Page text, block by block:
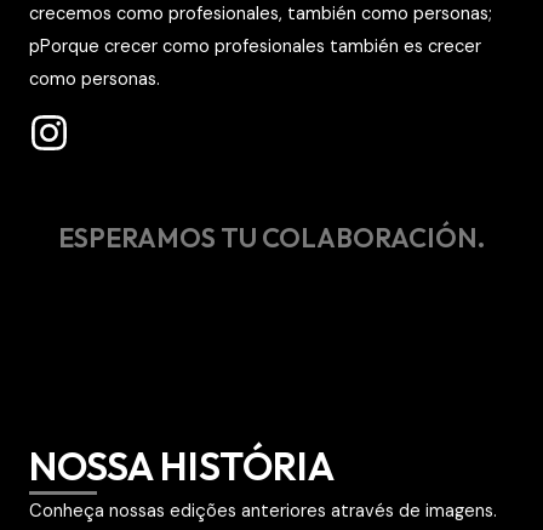
crecemos como profesionales, también como personas;
pPorque crecer como profesionales también es crecer
como personas.
ESPERAMOS TU COLABORACIÓN.
NOSSA HISTÓRIA
Conheça nossas edições anteriores através de imagens.